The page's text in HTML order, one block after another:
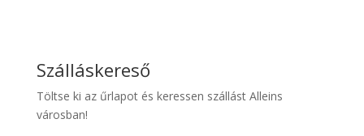
Szálláskereső
Töltse ki az űrlapot és keressen szállást Alleins
városban!